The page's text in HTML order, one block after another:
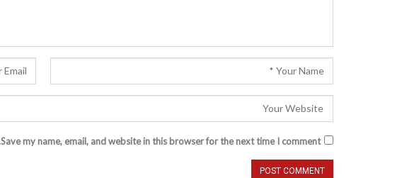
Save my name, email, and website in this browser for the next time I comment.